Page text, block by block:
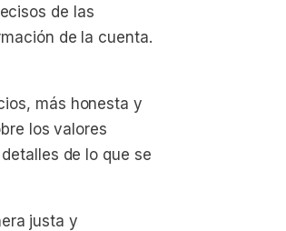
de las
de la cuenta.
más honesta y
los valores
de lo que se
justa y